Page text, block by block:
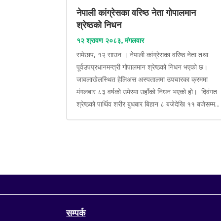
नेपाली कांग्रेसका वरिष्ठ नेता गोपालमान
श्रेष्ठको निधन
१२ श्रावण २०८३, मंगलवार
रामेछाप, १२ साउन । नेपाली कांग्रेसका वरिष्ठ नेता तथा
पूर्वउपप्रधानमन्त्री गोपालमान श्रेष्ठको निधन भएको छ।
जावलाखेलस्थित हेलिअस अस्पतालमा उपचारका क्रममा
मंगलबार ८३ वर्षको उमेरमा उहाँको निधन भएको हो। दिवंगत
श्रेष्ठको पार्थिव शरीर बुधबार बिहान ८ बजेदेखि ११ बजेसम्म...
सम्पर्क